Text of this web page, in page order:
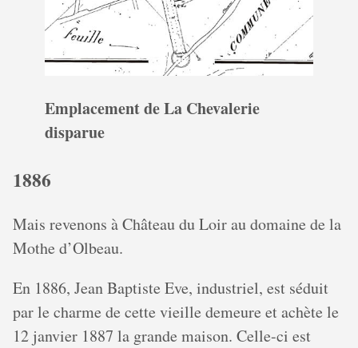
Emplacement de La Chevalerie
disparue
1886
Mais revenons à Château du Loir au domaine de la
Mothe d’Olbeau.
En 1886, Jean Baptiste Eve, industriel, est séduit
par le charme de cette vieille demeure et achète le
12 janvier 1887 la grande maison. Celle-ci est